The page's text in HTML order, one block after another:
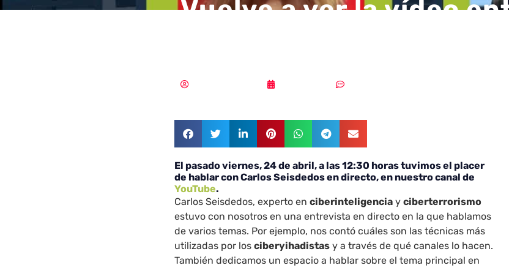
Vuelve a ver la vídeo
El pasado viernes, 24 de abril, a las 12:30 horas tuvimos el placer
de hablar con Carlos Seisdedos en directo, en nuestro canal de
YouTube.
Carlos Seisdedos, experto enciberinteligencia yciberterrorismo
estuvo con nosotros en una entrevista en directo en la que hablamos
de varios temas. Por ejemplo, nos contó cuáles son las técnicas más
utilizadas por losciberyihadistas y a través de qué canales lo hacen.
También dedicamos un espacio a hablar sobre el tema principal en